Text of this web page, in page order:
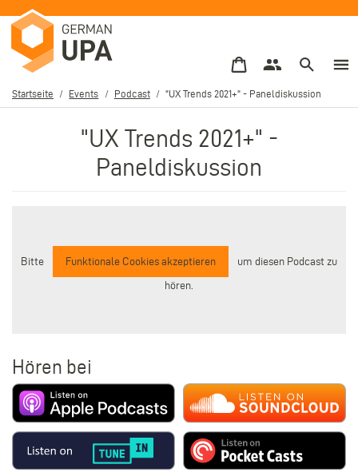
zum
Inhalt
Pfadnavigation
Startseite Events Podcast "UX Trends 2021+" - Paneldiskussion
"UX Trends 2021+" -
Paneldiskussion
Bitte Funktionale Cookies akzeptieren
um diesen Podcast zu
hören.
Hören bei